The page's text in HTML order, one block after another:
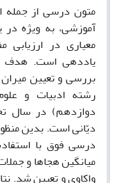
متون درسی از جمله
آموزشی، به ویژه در
معیاری در ارزیابی
یاددهی است. هدف
بررسی و تعیین
رشته ادبیات و
دیّانی است. بدین
درسی فوق با
میانگین هجاها و
واکاوی و تعیین شد.